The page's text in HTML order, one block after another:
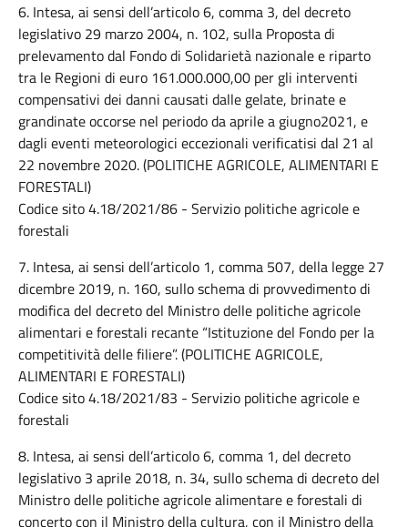
6. Intesa, ai sensi dell’articolo 6, comma 3, del decreto
legislativo 29 marzo 2004, n. 102, sulla Proposta di
prelevamento dal Fondo di Solidarietà nazionale e riparto
tra le Regioni di euro 161.000.000,00 per gli interventi
compensativi dei danni causati dalle gelate, brinate e
grandinate occorse nel periodo da aprile a giugno2021, e
dagli eventi meteorologici eccezionali verificatisi dal 21 al
22 novembre 2020. (POLITICHE AGRICOLE, ALIMENTARI E
FORESTALI)
Codice sito 4.18/2021/86 - Servizio politiche agricole e
forestali
7. Intesa, ai sensi dell’articolo 1, comma 507, della legge 27
dicembre 2019, n. 160, sullo schema di provvedimento di
modifica del decreto del Ministro delle politiche agricole
alimentari e forestali recante “Istituzione del Fondo per la
competitività delle filiere”. (POLITICHE AGRICOLE,
ALIMENTARI E FORESTALI)
Codice sito 4.18/2021/83 - Servizio politiche agricole e
forestali
8. Intesa, ai sensi dell’articolo 6, comma 1, del decreto
legislativo 3 aprile 2018, n. 34, sullo schema di decreto del
Ministro delle politiche agricole alimentare e forestali di
concerto con il Ministro della cultura, con il Ministro della